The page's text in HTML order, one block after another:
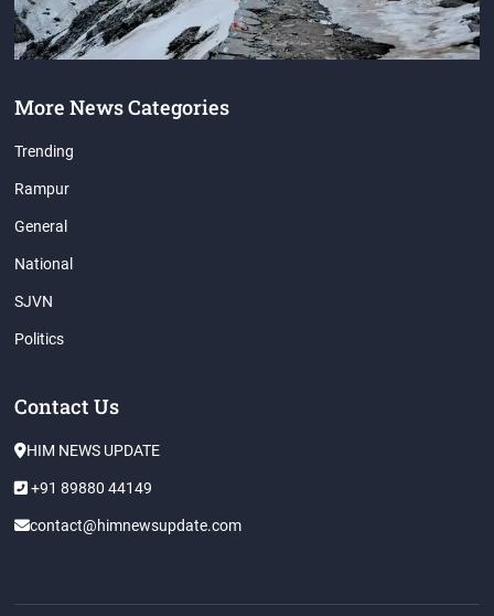
More News Categories
Trending
Rampur
General
National
SJVN
Politics
Contact Us
HIM NEWS UPDATE
+91 89880 44149
contact@himnewsupdate.com